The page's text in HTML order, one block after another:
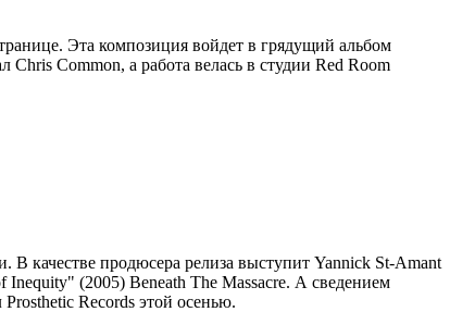
Эта композиция войдет в грядущий альбом
Common, а работа велась в студии Red Room
В качестве продюсера релиза выступит Yannick St-Amant
(2005) Beneath The Massacre. А сведением
Records этой осенью.